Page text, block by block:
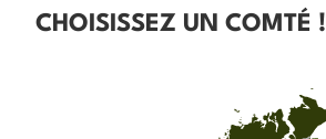
CHOISISSEZ UN COMTÉ !